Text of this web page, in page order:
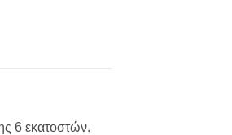
6 εκατοστών.